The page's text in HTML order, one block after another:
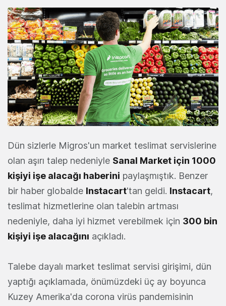
Dün sizlerle Migros'un market teslimat servislerine
olan aşırı talep nedeniyle Sanal Market için 1000
kişiyi işe alacağı haberini paylaşmıştık. Benzer
bir haber globalde Instacart'tan geldi. Instacart,
teslimat hizmetlerine olan talebin artması
nedeniyle, daha iyi hizmet verebilmek için 300 bin
kişiyi işe alacağını açıkladı.
Talebe dayalı market teslimat servisi girişimi, dün
yaptığı açıklamada, önümüzdeki üç ay boyunca
Kuzey Amerika'da corona virüs pandemisinin